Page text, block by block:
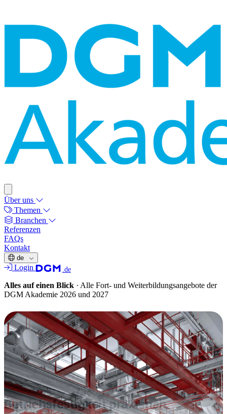
Über uns
Themen
Branchen
Referenzen
FAQs
Kontakt
de
Login .de
Alles auf einen Blick · Alle Fort- und Weiterbildungsangebote der
DGM Akademie 2026 und 2027
FORT- & WEITERBILDUNG
Lebensdauergerechte
Auslegung von
Konstruktionen
Betriebsfestigkeit praxisnah